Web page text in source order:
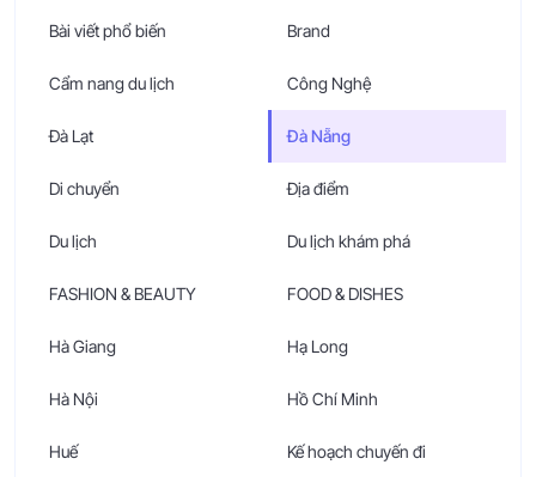
Bài viết phổ biến Brand
Cẩm nang du lịch Công Nghệ
Đà Lạt Đà Nẵng
Di chuyển Địa điểm
Du lịch Du lịch khám phá
FASHION & BEAUTY FOOD & DISHES
Hà Giang Hạ Long
Hà Nội Hồ Chí Minh
Huế Kế hoạch chuyến đi